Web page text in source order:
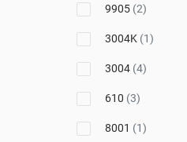
9905 (2)
3004K (1)
3004 (4)
610 (3)
8001 (1)